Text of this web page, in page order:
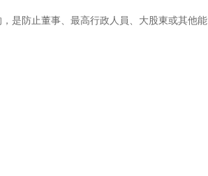
是防止董事、最高行政人員、大股東或其他能